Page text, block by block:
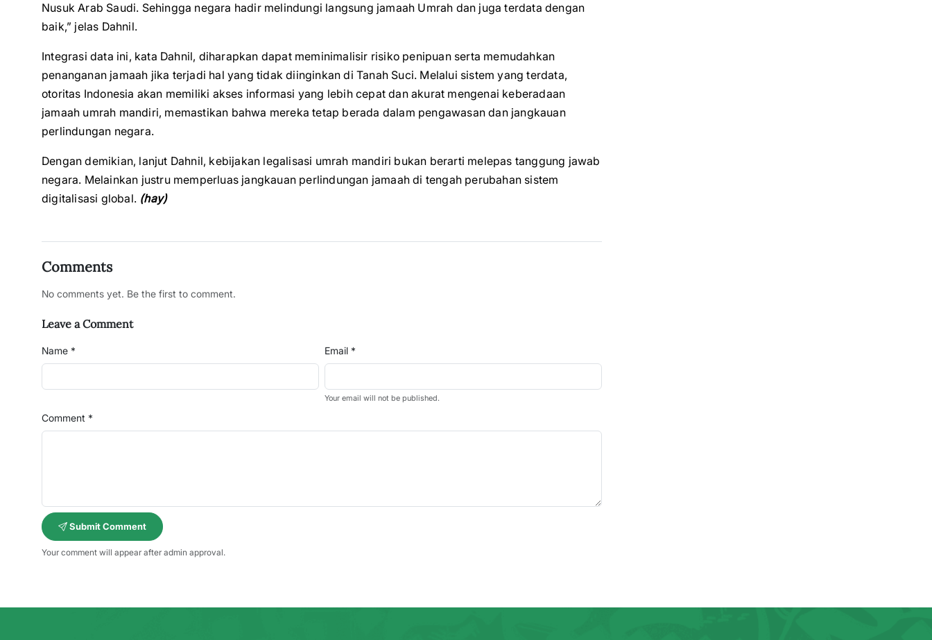
Nusuk Arab Saudi. Sehingga negara hadir melindungi langsung jamaah Umrah dan juga terdata dengan
baik,” jelas Dahnil.
Integrasi data ini, kata Dahnil, diharapkan dapat meminimalisir risiko penipuan serta memudahkan
penanganan jamaah jika terjadi hal yang tidak diinginkan di Tanah Suci. Melalui sistem yang terdata,
otoritas Indonesia akan memiliki akses informasi yang lebih cepat dan akurat mengenai keberadaan
jamaah umrah mandiri, memastikan bahwa mereka tetap berada dalam pengawasan dan jangkauan
perlindungan negara.
Dengan demikian, lanjut Dahnil, kebijakan legalisasi umrah mandiri bukan berarti melepas tanggung jawab
negara. Melainkan justru memperluas jangkauan perlindungan jamaah di tengah perubahan sistem
digitalisasi global. (hay)
Comments
No comments yet. Be the first to comment.
Leave a Comment
Name * Email *
Your email will not be published.
Comment *
Submit Comment
Your comment will appear after admin approval.